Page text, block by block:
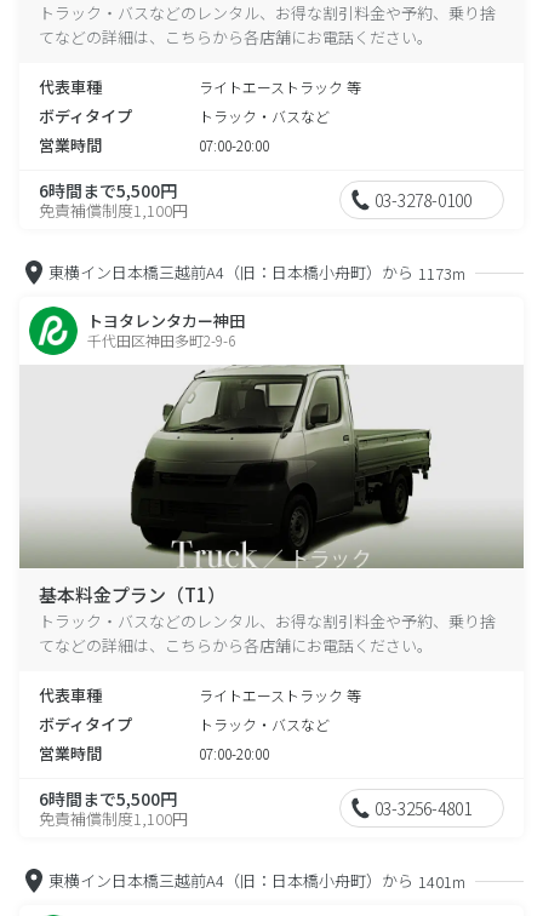
トラック・バスなどのレンタル、お得な割引料金や予約、乗り捨
てなどの詳細は、こちらから各店舗にお電話ください。
代表車種 ライトエーストラック 等
ボディタイプ トラック・バスなど
営業時間 07:00-20:00
6時間まで5,500円
免責補償制度1,100円 03-3278-0100
東横イン日本橋三越前A4（旧：日本橋小舟町）から 1173m
トヨタレンタカー神田
千代田区神田多町2-9-6
基本料金プラン（T1）
トラック・バスなどのレンタル、お得な割引料金や予約、乗り捨
てなどの詳細は、こちらから各店舗にお電話ください。
代表車種 ライトエーストラック 等
ボディタイプ トラック・バスなど
営業時間 07:00-20:00
6時間まで5,500円
免責補償制度1,100円 03-3256-4801
東横イン日本橋三越前A4（旧：日本橋小舟町）から 1401m